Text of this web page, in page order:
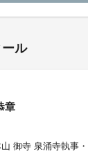
ル
章
御寺 泉涌寺執事